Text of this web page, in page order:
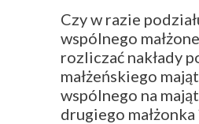
Czy w razie
wspólnego
rozliczać nakłady
małżeńskiego
wspólnego na
drugiego małżonka